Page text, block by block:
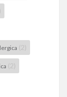
(2)
(2)